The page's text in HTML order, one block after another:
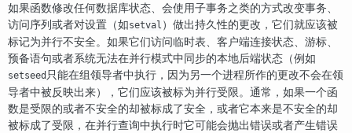
如果函数修改任何数据库状态、会使用子事务之类的方式改变事务、
访问序列或者对设置（如setval ）做出持久性的更改，它们就应该被
标记为并行不安全。如果它们访问临时表、客户端连接状态、游标、
预备语句或者系统无法在并行模式中同步的本地后端状态（例如
setseed 只能在组领导者中执行，因为另一个进程所作的更改不会在领
导者中被反映出来），它们应该被标为并行受限。通常，如果一个函
数是受限的或者不安全的却被标成了安全，或者它本来是不安全的却
被标成了受限，在并行查询中执行时它可能会抛出错误或者产生错误